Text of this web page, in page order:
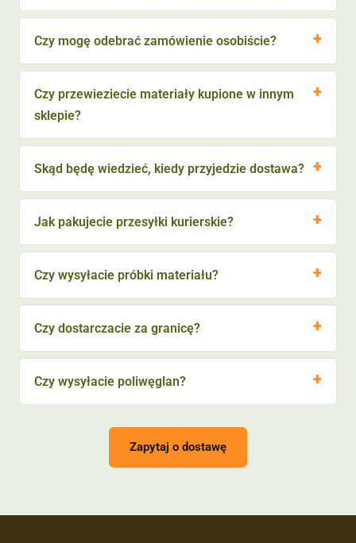
Czy mogę odebrać zamówienie osobiście?
Czy przewieziecie materiały kupione w innym
sklepie?
Skąd będę wiedzieć, kiedy przyjedzie dostawa?
Jak pakujecie przesyłki kurierskie?
Czy wysyłacie próbki materiału?
Czy dostarczacie za granicę?
Czy wysyłacie poliwęglan?
Zapytaj o dostawę